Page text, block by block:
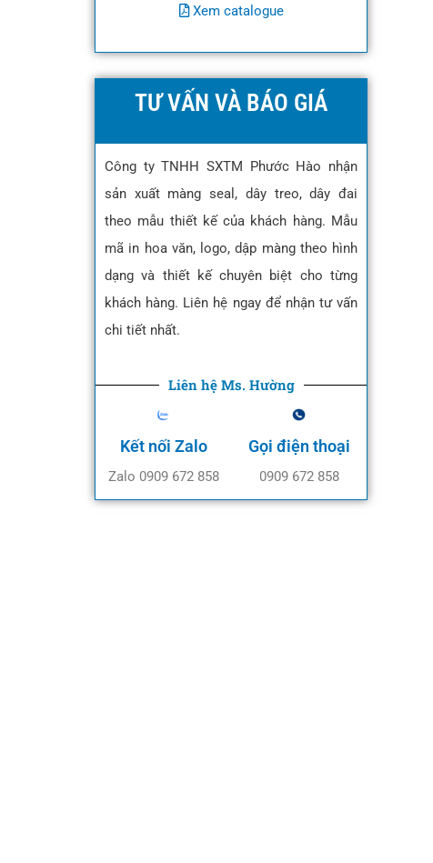
Xem catalogue
TƯ VẤN VÀ BÁO GIÁ
Công ty TNHH SXTM Phước Hào nhận
sản xuất màng seal, dây treo, dây đai
theo mẫu thiết kế của khách hàng. Mẫu
mã in hoa văn, logo, dập màng theo hình
dạng và thiết kế chuyên biệt cho từng
khách hàng. Liên hệ ngay để nhận tư vấn
chi tiết nhất.
Liên hệ Ms. Hường
Kết nối Zalo
Zalo 0909 672 858
Gọi điện thoại
0909 672 858